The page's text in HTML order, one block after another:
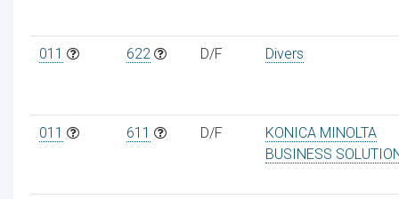
011 622 D/F Divers
011 611 D/F
KONICA MINOLTA
BUSINESS